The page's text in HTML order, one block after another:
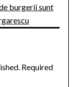
burgerii sunt
Required